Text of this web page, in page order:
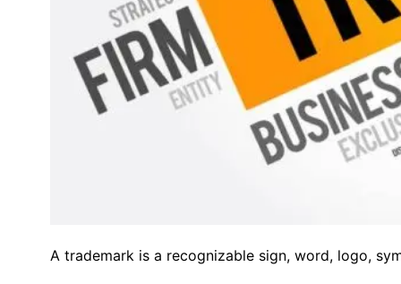
A trademark is a recognizable sign, word, logo,